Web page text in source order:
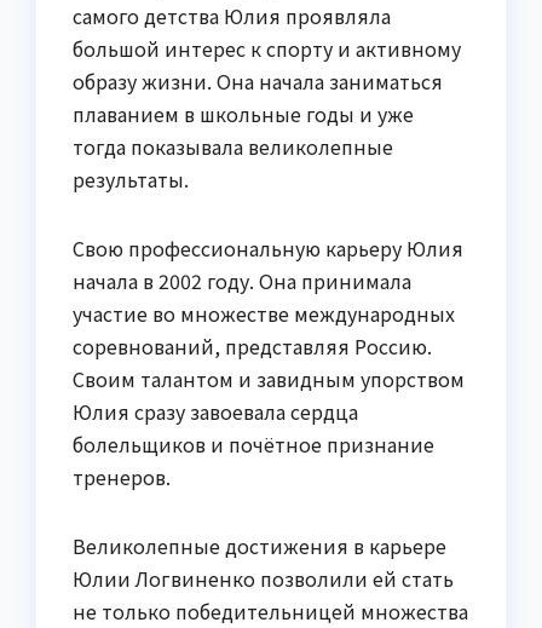
самого детства Юлия проявляла
большой интерес к спорту и активному
образу жизни. Она начала заниматься
плаванием в школьные годы и уже
тогда показывала великолепные
результаты.
Свою профессиональную карьеру Юлия
начала в 2002 году. Она принимала
участие во множестве международных
соревнований, представляя Россию.
Своим талантом и завидным упорством
Юлия сразу завоевала сердца
болельщиков и почётное признание
тренеров.
Великолепные достижения в карьере
Юлии Логвиненко позволили ей стать
не только победительницей множества